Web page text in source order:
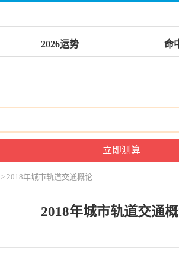
2026运势 命
> 2018年城市轨道交通概论
2018年城市轨道交通